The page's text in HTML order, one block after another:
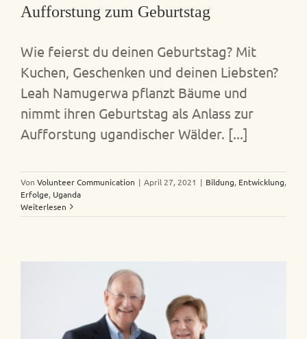
Aufforstung zum Geburtstag
Wie feierst du deinen Geburtstag? Mit
Kuchen, Geschenken und deinen Liebsten?
Leah Namugerwa pflanzt Bäume und
nimmt ihren Geburtstag als Anlass zur
Aufforstung ugandischer Wälder. [...]
Von Volunteer Communication | April 27, 2021 | Bildung, Entwicklung,
Erfolge, Uganda
Weiterlesen